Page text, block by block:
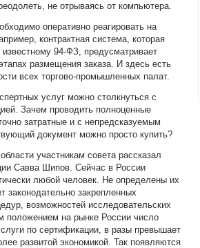
не отрываясь от компьютера.
оперативно реагировать на
контрактная система, которая
94-ФЗ, предусматривает
размещения заказа. И здесь есть
всех торгово-промышленных палат.
услуг можно столкнуться с
Зачем проводить полноценные
затратные и с непредсказуемым
документ можно просто купить?
участникам совета рассказал
Савва Шипов. Сейчас в России
любой человек. Не определены их
законодательно закрепленных
возможностей исследовательских
положением на рынке России число
по сертификации, в разы превышает
развитой экономикой. Так появляются